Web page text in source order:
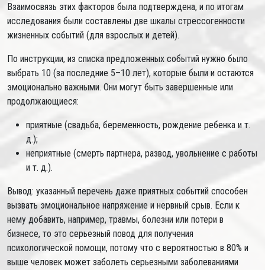
Взаимосвязь этих факторов была подтверждена, и по итогам
исследования были составлены две шкалы стрессогенности
жизненных событий (для взрослых и детей).
По инструкции, из списка предложенных событий нужно было
выбрать 10 (за последние 5–10 лет), которые были и остаются
эмоционально важными. Они могут быть завершенные или
продолжающиеся:
приятные (свадьба, беременность, рождение ребенка и т.
д.);
неприятные (смерть партнера, развод, увольнение с работы
и т. д.).
Вывод: указанный перечень даже приятных событий способен
вызвать эмоциональное напряжение и нервный срыв. Если к
нему добавить, например, травмы, болезни или потери в
бизнесе, то это серьезный повод для получения
психологической помощи, потому что с вероятностью в 80% и
выше человек может заболеть серьезными заболеваниями